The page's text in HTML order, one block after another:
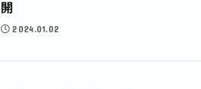
開
2024.01.02